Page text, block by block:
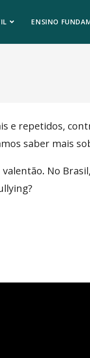
ENSINO
e repetidos,
saber mais
valentão. No